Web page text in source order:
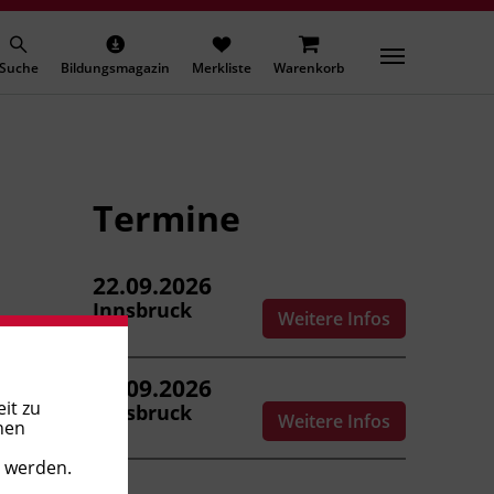
Suche Bildungsmagazin Merkliste Warenkorb
Termine
22.09.2026
Innsbruck Weitere Infos
02.09.2026
Innsbruck Weitere Infos
zu